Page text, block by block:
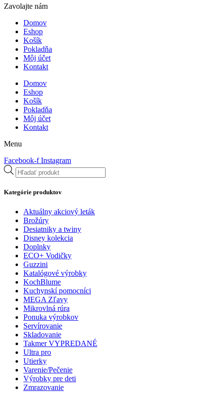
Zavolajte nám
Domov
Eshop
Košík
Pokladňa
Môj účet
Kontakt
Domov
Eshop
Košík
Pokladňa
Môj účet
Kontakt
Menu
Facebook-f Instagram
Products
search
Kategórie produktov
Aktuálny akciový leták
Brožúry
Desiatniky a twiny
Disney kolekcia
Doplnky
ECO+ Vodičky
Guzzini
Katalógové výrobky
KochBlume
Kuchynskí pomocníci
MEGA Zľavy
Mikrovlná rúra
Ponuka výrobkov
Servírovanie
Skladovanie
Takmer VYPREDANÉ
Ultra pro
Utierky
Varenie/Pečenie
Výrobky pre deti
Zmrazovanie